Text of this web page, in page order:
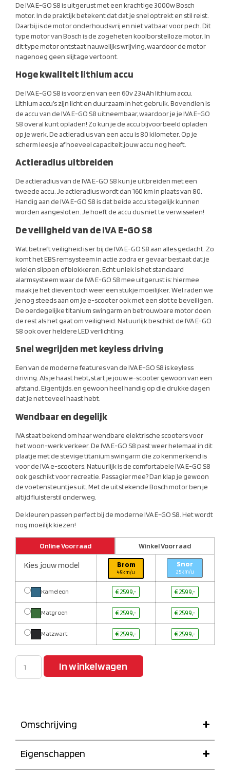
De IVA E-GO S8 is uitgerust met een krachtige 3000w Bosch
motor. In de praktijk betekent dat dat je snel optrekt en stil reist.
Daarbij is de motor onderhoudsvrij en niet vatbaar voor pech. Dit
type motor van Bosch is de zogeheten koolborstelloze motor. In
dit type motor ontstaat nauwelijks wrijving, waardoor de motor
nagenoeg geen slijtage vertoont.
Hoge kwaliteit lithium accu
De IVA E-GO S8 is voorzien van een 60v 23,4Ah lithium accu.
Lithium accu’s zijn licht en duurzaam in het gebruik. Bovendien is
de accu van de IVA E-GO S8 uitneembaar, waardoor je je IVA E-GO
S8 overal kunt opladen! Zo kun je de accu bijvoorbeeld opladen
op je werk. De actieradius van een accu is 80 kilometer. Op je
scherm lees je af hoeveel capaciteit jouw accu nog heeft.
Actieradius uitbreiden
De actieradius van de IVA E-GO S8 kun je uitbreiden met een
tweede accu. Je actieradius wordt dan 160 km in plaats van 80.
Handig aan de IVA E-GO S8 is dat beide accu’s tegelijk kunnen
worden aangesloten. Je hoeft de accu dus niet te verwisselen!
De veiligheid van de IVA E-GO S8
Wat betreft veiligheid is er bij de IVA E-GO S8 aan alles gedacht. Zo
komt het EBS remsysteem in actie zodra er gevaar bestaat dat je
wielen slippen of blokkeren. Echt uniek is het standaard
alarmsysteem waar de IVA E-GO S8 mee uitgerust is: hiermee
maak je het dieven toch weer een stukje moeilijker. Wel raden we
je nog steeds aan om je e-scooter ook met een slot te beveiligen.
De oerdegelijke titanium swingarm en betrouwbare motor doen
de rest als het gaat om veiligheid. Natuurlijk beschikt de IVA E-GO
S8 ook over heldere LED verlichting.
Snel wegrijden met keyless driving
Een van de moderne features van de IVA E-GO S8 is keyless
driving. Als je haast hebt, start je jouw e-scooter gewoon van een
afstand. Eigentijds, en gewoon heel handig op die drukke dagen
dat je net teveel haast hebt.
Wendbaar en degelijk
IVA staat bekend om haar wendbare elektrische scooters voor
het woon-werk verkeer. De IVA E-GO S8 past weer helemaal in dit
plaatje met de stevige titanium swingarm die zo kenmerkend is
voor de IVA e-scooters. Natuurlijk is de comfortabele IVA E-GO S8
ook geschikt voor recreatie. Passagier mee? Dan klap je gewoon
de voetensteuntjes uit. Met de uitstekende Bosch motor ben je
altijd fluisterstil onderweg.
De kleuren passen perfect bij de moderne IVA E-GO S8. Het wordt
nog moeilijk kiezen!
Online Voorraad Winkel Voorraad
Kies jouw model Brom
45km/u
Snor
25km/u
Kameleon € 2599,- € 2599,-
Matgroen € 2599,- € 2599,-
Matzwart € 2599,- € 2599,-
In winkelwagen
Omschrijving
Eigenschappen